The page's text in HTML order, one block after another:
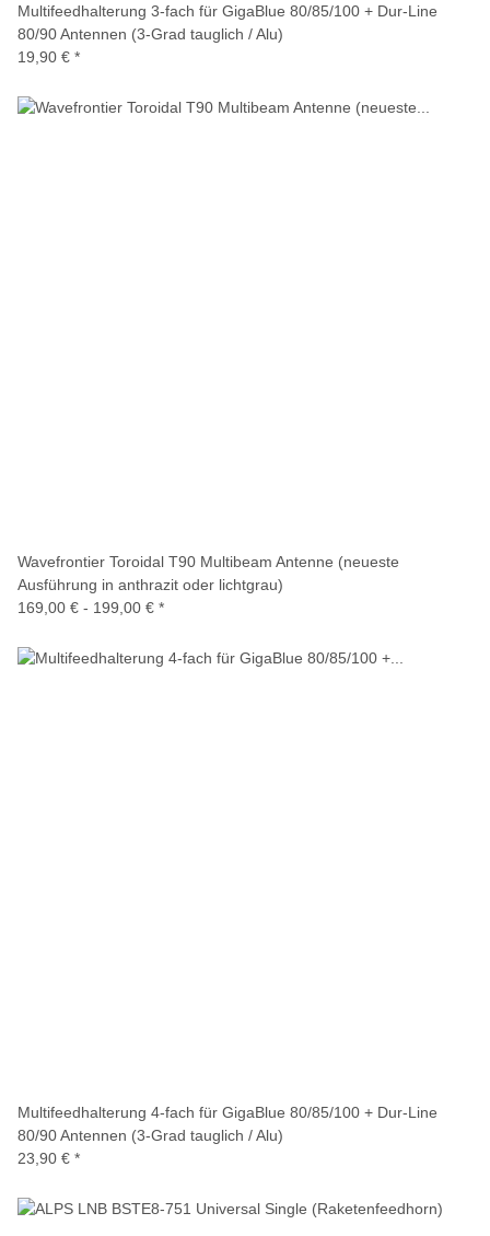
Multifeedhalterung 3-fach für GigaBlue 80/85/100 + Dur-Line
80/90 Antennen (3-Grad tauglich / Alu)
19,90 € *
Wavefrontier Toroidal T90 Multibeam Antenne (neueste
Ausführung in anthrazit oder lichtgrau)
169,00 € - 199,00 € *
Multifeedhalterung 4-fach für GigaBlue 80/85/100 + Dur-Line
80/90 Antennen (3-Grad tauglich / Alu)
23,90 € *